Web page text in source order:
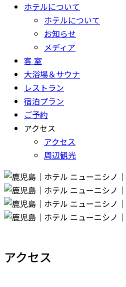
ホテルについて
ホテルについて
お知らせ
メディア
客 室
大浴場＆サウナ
レストラン
宿泊プラン
ご予約
アクセス
アクセス
周辺観光
アクセス